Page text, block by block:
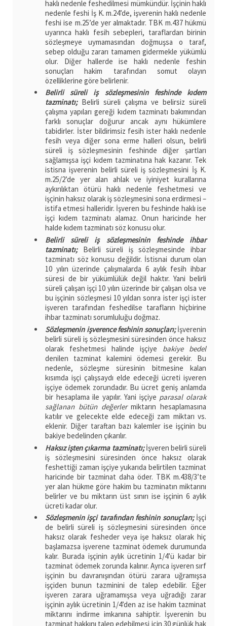
haklı nedenle feshedilmesi mümkündür. İşçinin haklı
nedenle feshi İş K. m.24’de, işverenin haklı nedenle
feshi ise m.25’de yer almaktadır. TBK m.437 hükmü
uyarınca haklı fesih sebepleri, taraflardan birinin
sözleşmeye uymamasından doğmuşsa o taraf,
sebep olduğu zararı tamamen gidermekle yükümlü
olur. Diğer hallerde ise haklı nedenle feshin
sonuçları hakim tarafından somut olayın
özelliklerine göre belirlenir.
Belirli süreli iş sözleşmesinin feshinde kıdem
tazminatı; Belirli süreli çalışma ve belirsiz süreli
çalışma yapıları gereği kıdem tazminatı bakımından
farklı sonuçlar doğurur ancak aynı hükümlere
tabidirler. İster bildirimsiz fesih ister haklı nedenle
fesih veya diğer sona erme halleri olsun, belirli
süreli iş sözleşmesinin feshinde diğer şartları
sağlamışsa işçi kıdem tazminatına hak kazanır. Tek
istisna işverenin belirli süreli iş sözleşmesini İş K.
m.25/2’de yer alan ahlak ve iyiniyet kurallarına
aykırılıktan ötürü haklı nedenle feshetmesi ve
işçinin haksız olarak iş sözleşmesini sona erdirmesi –
istifa etmesi halleridir. İşveren bu feshinde haklı ise
işçi kıdem tazminatı alamaz. Onun haricinde her
halde kıdem tazminatı söz konusu olur.
Belirli süreli iş sözleşmesinin feshinde ihbar
tazminatı; Belirli süreli iş sözleşmesinde ihbar
tazminatı söz konusu değildir. İstisnai durum olan
10 yılın üzerinde çalışmalarda 6 aylık fesih ihbar
süresi de bir yükümlülük değil haktır. Yani belirli
süreli çalışan işçi 10 yılın üzerinde bir çalışan olsa ve
bu işçinin sözleşmesi 10 yıldan sonra ister işçi ister
işveren tarafından feshedilse tarafların hiçbirine
ihbar tazminatı sorumluluğu doğmaz.
Sözleşmenin işverence feshinin sonuçları;İşverenin
belirli süreli iş sözleşmesini süresinden önce haksız
olarak feshetmesi halinde işçiye bakiye bedel
denilen tazminat kalemini ödemesi gerekir. Bu
nedenle, sözleşme süresinin bitmesine kalan
kısımda işçi çalışsaydı elde edeceği ücreti işveren
işçiye ödemek zorundadır. Bu ücret geniş anlamda
bir hesaplama ile yapılır. Yani işçiye parasal olarak
sağlanan bütün değerlermiktarın hesaplamasına
katılır ve gelecekte elde edeceği zam miktarı vs.
eklenir. Diğer taraftan bazı kalemler ise işçinin bu
bakiye bedelinden çıkarılır.
Haksız işten çıkarma tazminatı;İşveren belirli süreli
iş sözleşmesini süresinden önce haksız olarak
feshettiği zaman işçiye yukarıda belirtilen tazminat
haricinde bir tazminat daha öder. TBK m.438/3’te
yer alan hükme göre hakim bu tazminatın miktarını
belirler ve bu miktarın üst sınırı ise işçinin 6 aylık
ücreti kadar olur.
Sözleşmenin işçi tarafından feshinin sonuçları; İşçi
de belirli süreli iş sözleşmesini süresinden önce
haksız olarak fesheder veya işe haksız olarak hiç
başlamazsa işverene tazminat ödemek durumunda
kalır. Burada işçinin aylık ücretinin 1/4’ü kadar bir
tazminat ödemek zorunda kalınır. Ayrıca işveren sırf
işçinin bu davranışından ötürü zarara uğramışsa
işçiden bunun tazminini de talep edebilir. Eğer
işveren zarara uğramamışsa veya uğradığı zarar
işçinin aylık ücretinin 1/4’den az ise hakim tazminat
miktarını indirme imkanına sahiptir. İşverenin bu
tazminat hakkını talep edebilmesi için 30 günlük hak